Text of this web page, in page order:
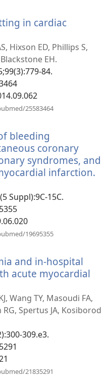
in cardiac
Hixson ED, Phillips S,
EH.
84.
25583464
bleeding
coronary
syndromes, and
infarction.
Suppl):9C-15C.
19695355
and in-hospital
acute myocardial
Wang TY, Masoudi FA,
RG, Spertus JA, Kosiborod
309.e3.
21835291